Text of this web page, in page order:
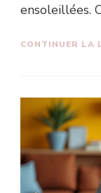
ensoleillées.
CONTINUER LA